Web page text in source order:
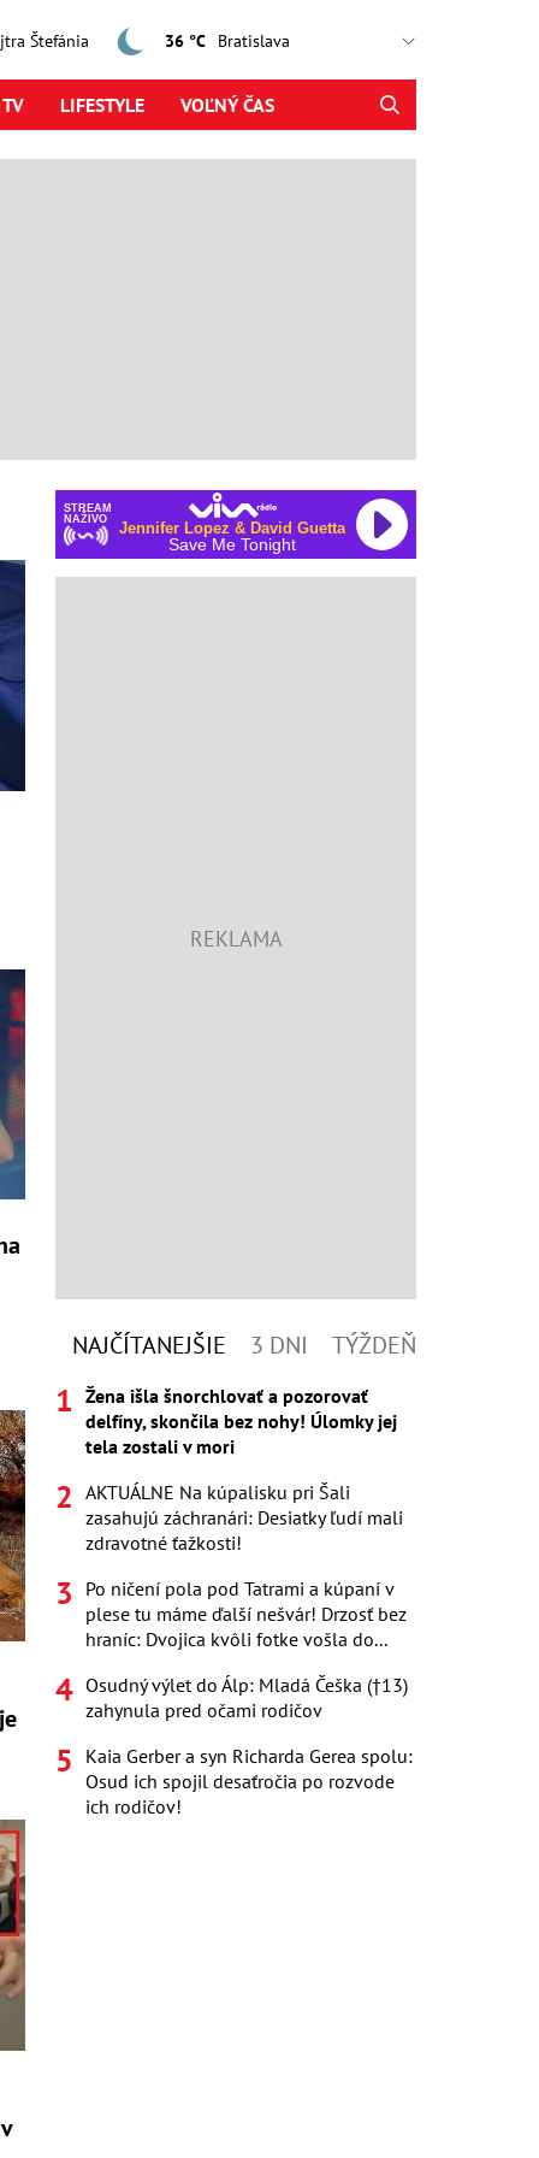
Štefánia 36 °C
LIFESTYLE VOĽNÝ ČAS
STREAM
NAŽIVO
Jennifer Lopez & David Guetta
Save Me Tonight
NAJČÍTANEJŠIE 3 DNI TÝŽDEŇ
Žena išla šnorchlovať a pozorovať
delfíny, skončila bez nohy! Úlomky jej
tela zostali v mori
AKTUÁLNE Na kúpalisku pri Šali
zasahujú záchranári: Desiatky ľudí mali
zdravotné ťažkosti!
Po ničení pola pod Tatrami a kúpaní v
plese tu máme ďalší nešvár! Drzosť bez
hraníc: Dvojica kvôli fotke vošla do...
Osudný výlet do Álp: Mladá Češka (†13)
zahynula pred očami rodičov
Kaia Gerber a syn Richarda Gerea spolu:
Osud ich spojil desaťročia po rozvode
ich rodičov!